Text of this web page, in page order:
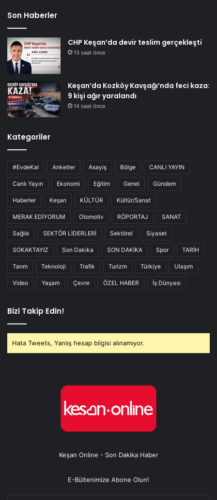
Son Haberler
CHP Keşan’da devir teslim gerçekleşti
13 saat önce
Keşan’da Kozköy Kavşağı’nda feci kaza:
9 kişi ağır yaralandı
14 saat önce
Kategoriler
#EvdeKal Anketler Asayiş Bölge CANLI YAYIN
Canlı Yayın Ekonomi Eğitim Genel Gündem
Haberler Keşan KÜLTÜR Kültür/Sanat
MERAK EDİYORUM Otomotiv RÖPORTAJ SANAT
Sağlık SEKTÖR LİDERLERİ Sektörel Siyaset
SOKAKTAYIZ Son Dakika SON DAKİKA Spor TARİH
Tarım Teknoloji Trafik Turizm Türkiye Ulaşım
Video Yaşam Çevre ÖZEL HABER İş Dünyası
Bizi Takip Edin!
Hata Tweets, Yanlış hesap bilgisi alınamıyor.
Keşan Online - Son Dakika Haber
E-Bültenimize Abone Olun!